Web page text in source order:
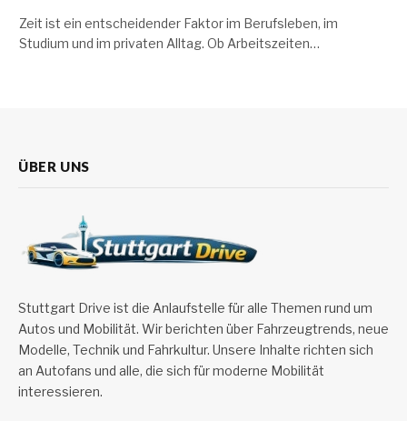
Zeit ist ein entscheidender Faktor im Berufsleben, im
Studium und im privaten Alltag. Ob Arbeitszeiten…
ÜBER UNS
Stuttgart Drive ist die Anlaufstelle für alle Themen rund um
Autos und Mobilität. Wir berichten über Fahrzeugtrends, neue
Modelle, Technik und Fahrkultur. Unsere Inhalte richten sich
an Autofans und alle, die sich für moderne Mobilität
interessieren.